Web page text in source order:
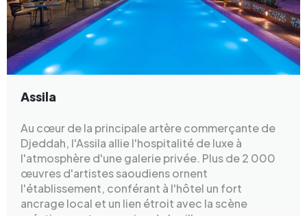
Assila
Au cœur de la principale artère commerçante de
Djeddah, l'Assila allie l'hospitalité de luxe à
l'atmosphère d'une galerie privée. Plus de 2 000
œuvres d'artistes saoudiens ornent
l'établissement, conférant à l'hôtel un fort
ancrage local et un lien étroit avec la scène